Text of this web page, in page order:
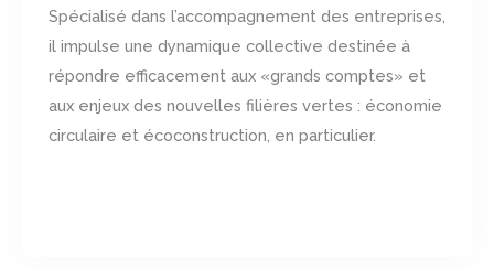
Spécialisé dans l’accompagnement des entreprises,
il impulse une dynamique collective destinée à
répondre efficacement aux «grands comptes» et
aux enjeux des nouvelles filières vertes : économie
circulaire et écoconstruction, en particulier.